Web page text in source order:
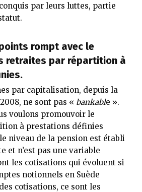
par leurs luttes, partie
rompt avec le
retraites par répartition à
par capitalisation, depuis la
ne sont pas « bankable ».
voulons promouvoir le
à prestations définies
le niveau de la pension est établi
et n’est pas une variable
les cotisations qui évoluent si
notionnels en Suède
cotisations, ce sont les